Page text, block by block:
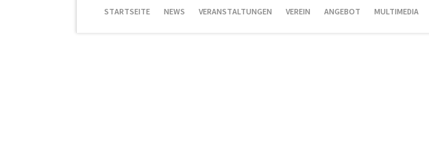
NAVIGATION
STARTSEITE NEWS VERANSTALTUNGEN VEREIN ANGEBOT MULTIMEDIA